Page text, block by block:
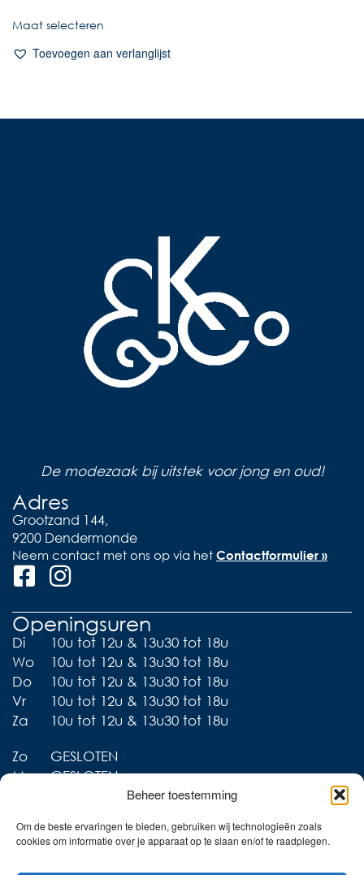
Beheer toestemming
Om de beste ervaringen te bieden, gebruiken wij technologieën zoals
cookies om informatie over je apparaat op te slaan en/of te raadplegen.
Maat selecteren
Toevoegen aan verlanglijst
De modezaak bij uitstek voor jong en oud!
Adres
Grootzand 144,
9200 Dendermonde
Neem contact met ons op via het Contactformulier »
Openingsuren
Di
10u tot 12u & 13u30 tot 18u
Wo
10u tot 12u & 13u30 tot 18u
Do
10u tot 12u & 13u30 tot 18u
Vr
10u tot 12u & 13u30 tot 18u
Za
10u tot 12u & 13u30 tot 18u
Zo
GESLOTEN
Ma
GESLOTEN